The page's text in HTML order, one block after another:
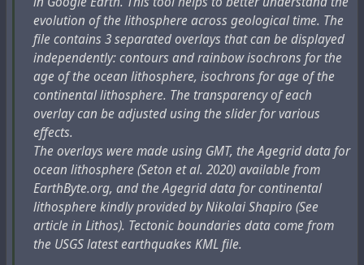
"Собственные исследователи отрасли признали,
что фильтры не делают сигареты более
безопасными", - отмечает Роберт Проктор,
историк Стэнфордского университета, чья книга
"Золотой холокост" в 2012 году подробно
описывает тактику Big Tobacco. "Ученые Philip
Morris в 1963 году признали, что "иллюзия
фильтрации" была так же важна, как и "факт
фильтрации"".
Компания Lorillard назвала свою первую сигарету с
фильтром в честь Герберта А. Кента, который в
течение короткого времени был ее президентом, и
atmosphere and precipitation. According to the Hydride
Earth hypothesis, hydrogen released from the interior is
oxidized when it reaches the atmosphere and so water is
formed. As a result, in addition to moisture turnover, so is
the continuous formation of water from the Earth's
interior. This hypothesis explains, inexplicable within the
framework of the generally accepted theory, the non-
drying
sources of some mountain rivers , in the absence
of glaciers.
Vladimir Larin spent many years developing his
hypothesis as part of the academic work of the Geological
Institute of the USSR Academy of Sciences. Despite the
fact that towards the end of his life he withdrew from
evolution of the lithosphere across geological time. The
file contains 3 separated overlays that can be displayed
independently: contours and rainbow isochrons for the
age of the ocean lithosphere, isochrons for age of the
continental lithosphere. The transparency of each
overlay can be adjusted using the slider for various
effects.
The overlays were made using GMT, the Agegrid data for
ocean lithosphere (Seton et al. 2020) available from
EarthByte.org, and the Agegrid data for continental
lithosphere kindly provided by Nikolai Shapiro (See
article in Lithos). Tectonic boundaries data come from
the USGS latest earthquakes KML file.